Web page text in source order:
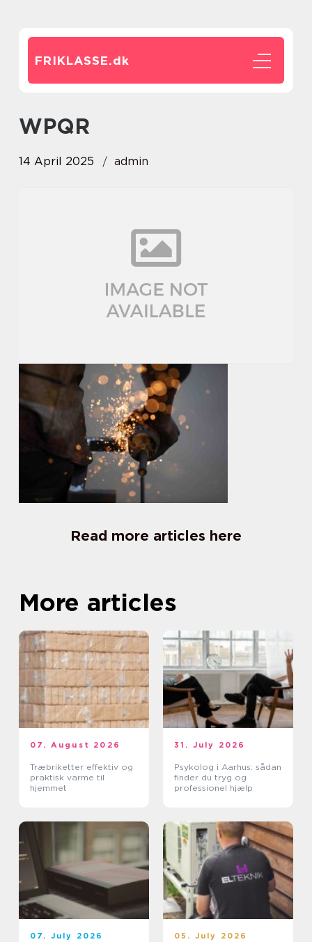
FRIKLASSE.dk
WPQR
14 April 2025 admin
Read more articles here
More articles
07. August 2026
Træbriketter effektiv og
praktisk varme til
hjemmet
31. July 2026
Psykolog i Aarhus: sådan
finder du tryg og
professionel hjælp
07. July 2026 05. July 2026